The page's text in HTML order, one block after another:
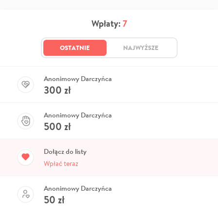
Wpłaty: 7
OSTATNIE NAJWYŻSZE
Anonimowy Darczyńca
300 zł
Anonimowy Darczyńca
500 zł
Dołącz do listy
Wpłać teraz
Anonimowy Darczyńca
50 zł